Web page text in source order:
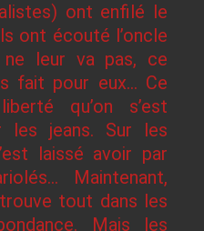
ont enfilé le
ont écouté l’oncle
ne leur va pas, ce
fait pour eux… Ce
qu’on s’est
les jeans. Sur les
laissé avoir par
Maintenant,
tout dans les
Mais les